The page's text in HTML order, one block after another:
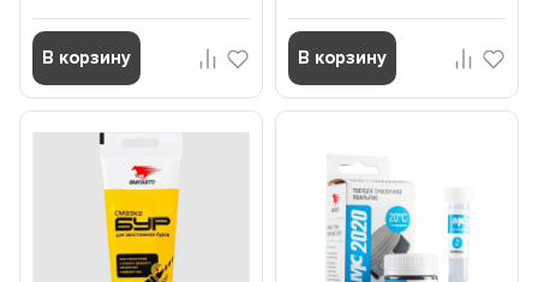
В корзину В корзину